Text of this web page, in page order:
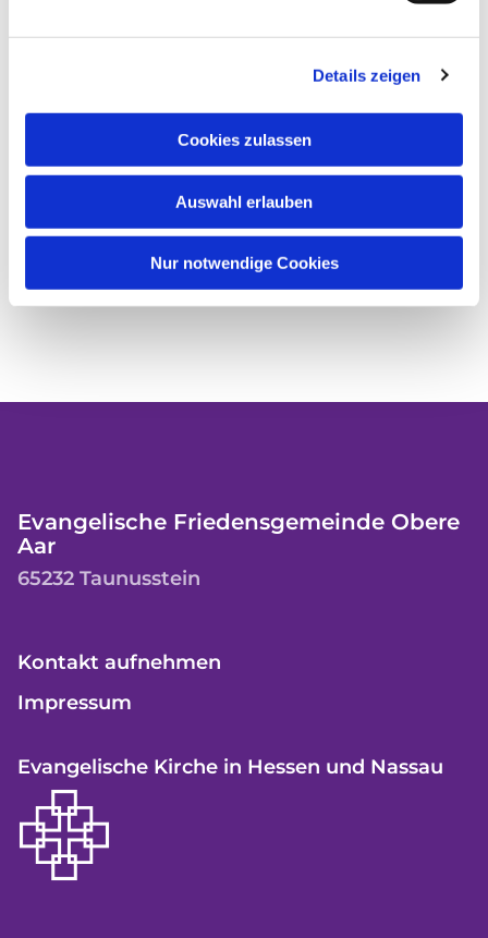
Details zeigen
Cookies zulassen
Auswahl erlauben
Nur notwendige Cookies
Evangelische Friedensgemeinde Obere
Aar
65232 Taunusstein
Kontakt aufnehmen
Impressum
Evangelische Kirche in Hessen und Nassau